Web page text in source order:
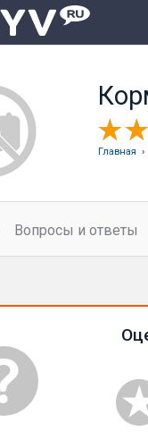
Главная ›
Вопросы и ответы